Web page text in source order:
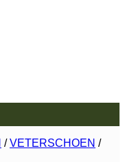
/ VETERSCHOEN /